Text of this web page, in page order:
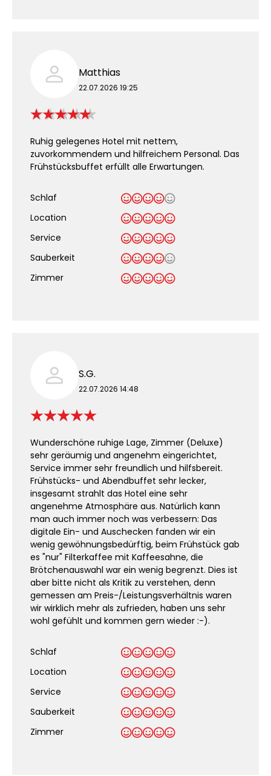
Matthias
22.07.2026 19:25
Ruhig gelegenes Hotel mit nettem,
zuvorkommendem und hilfreichem Personal. Das
Frühstücksbuffet erfüllt alle Erwartungen.
Schlaf
Location
Service
Sauberkeit
Zimmer
S.G.
22.07.2026 14:48
Wunderschöne ruhige Lage, Zimmer (Deluxe)
sehr geräumig und angenehm eingerichtet,
Service immer sehr freundlich und hilfsbereit.
Frühstücks- und Abendbuffet sehr lecker,
insgesamt strahlt das Hotel eine sehr
angenehme Atmosphäre aus. Natürlich kann
man auch immer noch was verbessern: Das
digitale Ein- und Auschecken fanden wir ein
wenig gewöhnungsbedürftig, beim Frühstück gab
es "nur" Filterkaffee mit Kaffeesahne, die
Brötchenauswahl war ein wenig begrenzt. Dies ist
aber bitte nicht als Kritik zu verstehen, denn
gemessen am Preis-/Leistungsverhältnis waren
wir wirklich mehr als zufrieden, haben uns sehr
wohl gefühlt und kommen gern wieder :-).
Schlaf
Location
Service
Sauberkeit
Zimmer